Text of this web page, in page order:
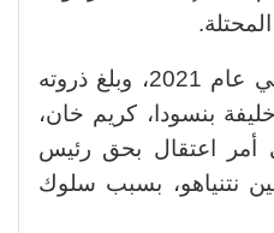
تم إطلاق هذا التحقيق في عام 2021، وبلغ ذروته
بنسودا، كريم خان،
أمر اعتقال بحق رئيس
نتنياهو، بسبب سلوك